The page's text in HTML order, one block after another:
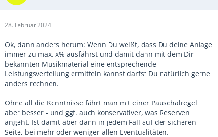
28. Februar 2024
Ok, dann anders herum: Wenn Du weißt, dass Du deine Anlage
immer zu max. x% ausfährst und damit dann mit dem Dir
bekannten Musikmaterial eine entsprechende
Leistungsverteilung ermitteln kannst darfst Du natürlich gerne
anders rechnen.
Ohne all die Kenntnisse fährt man mit einer Pauschalregel
aber besser - und ggf. auch konservativer, was Reserven
angeht. Ist damit aber dann in jedem Fall auf der sicheren
Seite, bei mehr oder weniger allen Eventualitäten.